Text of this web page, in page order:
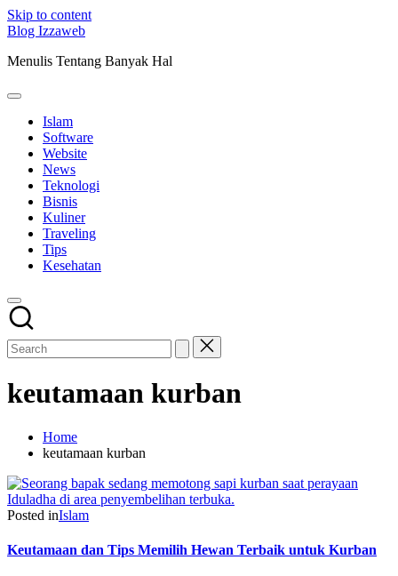
Skip to content
Blog Izzaweb
Menulis Tentang Banyak Hal
Islam
Software
Website
News
Teknologi
Bisnis
Kuliner
Traveling
Tips
Kesehatan
keutamaan kurban
Home
keutamaan kurban
Posted inIslam
Keutamaan dan Tips Memilih Hewan Terbaik untuk Kurban